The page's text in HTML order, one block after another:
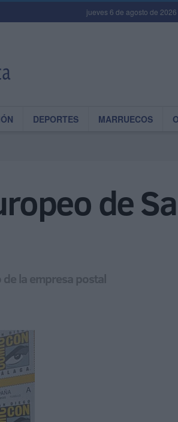
jueves 6 de agosto de 2026
DEPORTES MARRUECOS
de
la empresa postal